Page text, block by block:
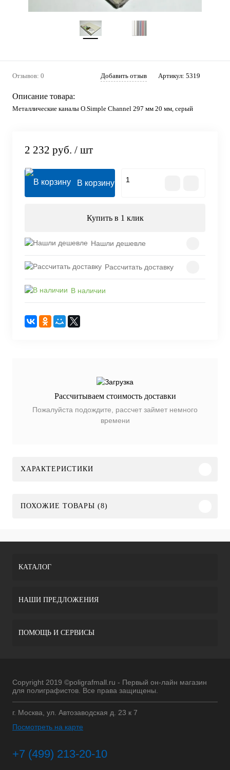
Отзывов: 0 Добавить отзыв Артикул: 5319
Описание товара:
Металлические каналы O.Simple Channel 297 мм 20 мм, серый
2 232 руб. / шт
В корзину
Купить в 1 клик
Нашли дешевле
Рассчитать доставку
В наличии
Рассчитываем стоимость доставки
Пожалуйста подождите, рассчет займет немного
времени
ХАРАКТЕРИСТИКИ
ПОХОЖИЕ ТОВАРЫ (8)
КАТАЛОГ
НАШИ ПРЕДЛОЖЕНИЯ
ПОМОЩЬ И СЕРВИСЫ
Copyright 2019 ©poligrafmall.ru - Первый он-лайн магазин
для полиграфистов. Все права защищены.
г. Москва, ул. Автозаводская д. 23 к 7
Посмотреть на карте
+7 (499) 213-20-10